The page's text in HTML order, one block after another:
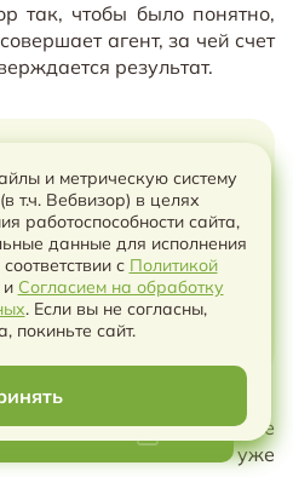
так, чтобы было понятно,
агент, за чей счет
результат.
договор» не делает
Суд смотрит на
действия сторон,
связи между
договора — заранее
обычно возникают уже
и метрическую систему
(в т.ч. Вебвизор) в целях
работоспособности сайта,
данные для исполнения
с Политикой
Согласием на обработку
. Если вы не согласны,
покиньте сайт.
Чат с ИИ
или PDF